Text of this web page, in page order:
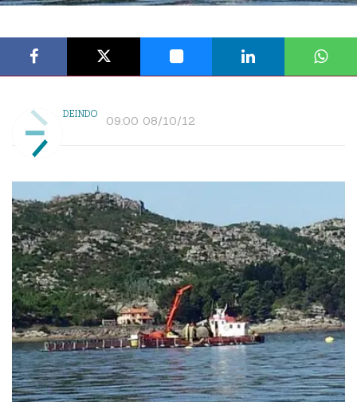
DEINDO 09:00 08/10/12